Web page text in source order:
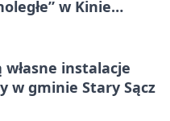
w Kinie
własne instalacje
w gminie Stary Sącz